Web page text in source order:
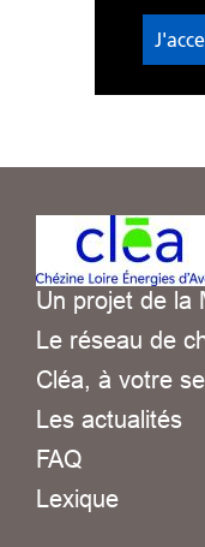
Un projet de la
Le réseau de
Cléa, à votre
Les actualités
FAQ
Lexique